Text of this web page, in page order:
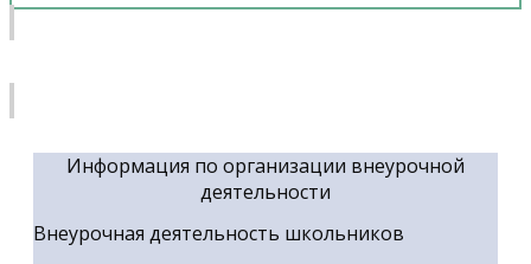
Информация по организации внеурочной
деятельности
Внеурочная деятельность школьников